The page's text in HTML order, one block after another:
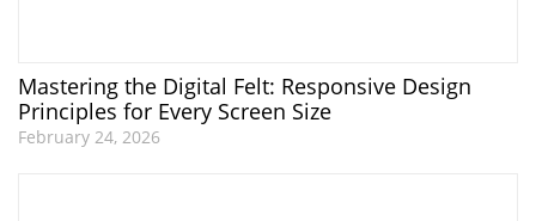
Mastering the Digital Felt: Responsive Design
Principles for Every Screen Size
February 24, 2026